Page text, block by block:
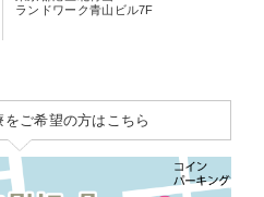
ランドワーク青山ビル7F
ご希望の方はこちら